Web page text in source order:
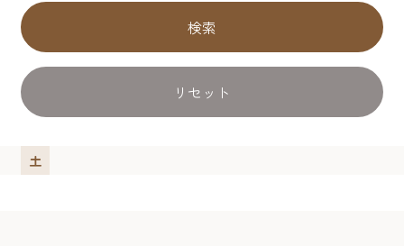
検索
リセット
土